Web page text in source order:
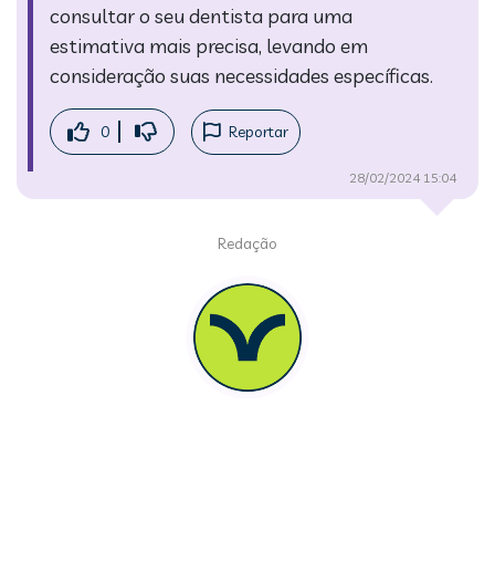
consultar o seu dentista para uma
estimativa mais precisa, levando em
consideração suas necessidades específicas.
0 Reportar
28/02/2024 15:04
Redação